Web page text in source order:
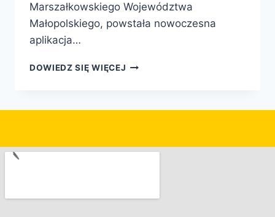
Marszałkowskiego Województwa
Małopolskiego, powstała nowoczesna
aplikacja…
DOWIEDZ SIĘ WIĘCEJ